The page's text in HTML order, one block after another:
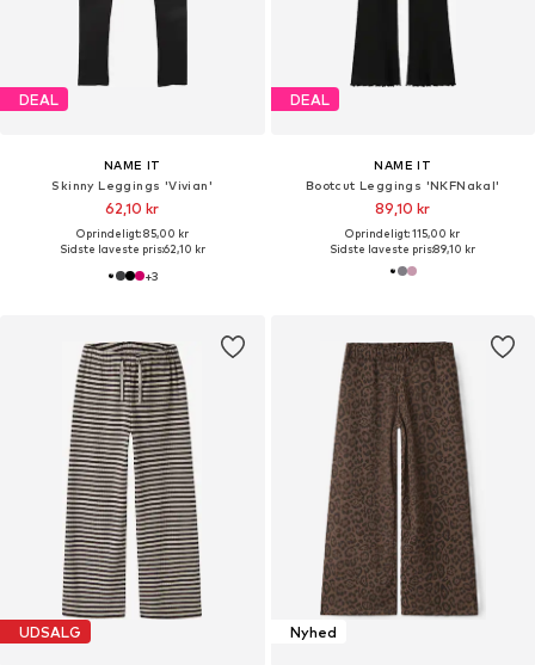
DEAL
NAME IT
Skinny Leggings 'Vivian'
62,10 kr
Oprindeligt: 85,00 kr
Sidste laveste pris:62,10 kr
+3
DEAL
NAME IT
Bootcut Leggings 'NKFNakal'
89,10 kr
Oprindeligt: 115,00 kr
Sidste laveste pris:89,10 kr
UDSALG Nyhed